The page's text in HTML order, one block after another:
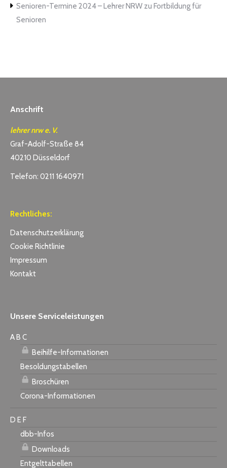
Senioren-Termine 2024 – Lehrer NRW zu Fortbildung für
Senioren
Anschrift
lehrer nrw e. V.
Graf-Adolf-Straße 84
40210 Düsseldorf
Telefon: 0211 1640971
Rechtliches:
Datenschutzerklärung
Cookie Richtlinie
Impressum
Kontakt
Unsere Serviceleistungen
A B C
Beihilfe-Informationen
Besoldungstabellen
Broschüren
Corona-Informationen
D E F
dbb-Infos
Downloads
Entgelttabellen